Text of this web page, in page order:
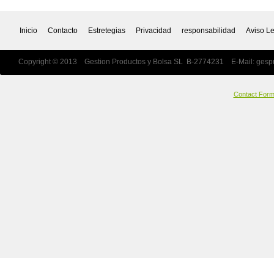
Inicio Contacto Estretegias Privacidad responsabilidad Aviso
Copyright © 2013 Gestion Productos y Bolsa SL B-2774231 E-Mail:
Contact Form